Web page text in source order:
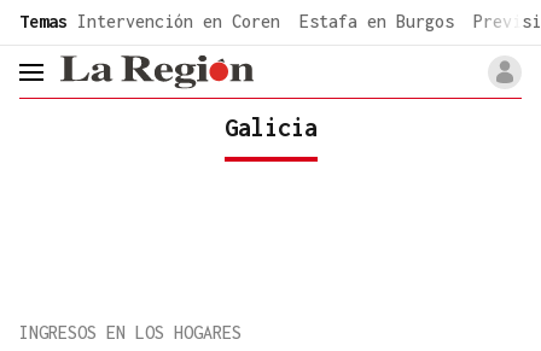
common.go-to-content
Temas Intervención en Coren Estafa en Burgos
header.menu.open
Galicia
INGRESOS EN LOS HOGARES